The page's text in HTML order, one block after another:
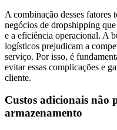
A combinação desses fatores
negócios de dropshipping
e a eficiência operacional. A
logísticos prejudicam a
serviço. Por isso, é
evitar essas complicações e
cliente.
Custos adicionais não
armazenamento